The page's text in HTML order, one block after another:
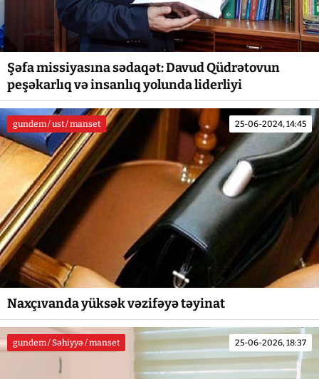
Şəfa missiyasına sədaqət: Davud Qüdrətovun
peşəkarlıq və insanlıq yolunda liderliyi
gundem / ust / manset 25-06-2024, 14:45
Naxçıvanda yüksək vəzifəyə təyinat
gundem / Səhiyyə / manset 25-06-2026, 18:37